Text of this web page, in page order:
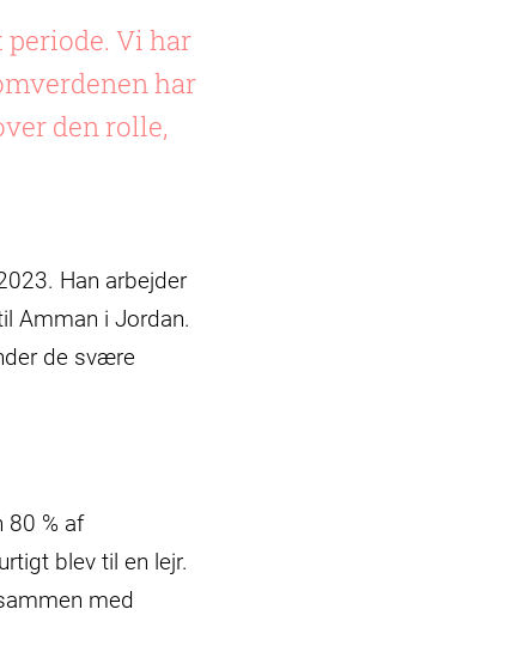
Vi har
har
den rolle,
Han arbejder
Amman i Jordan.
de svære
80 % af
blev til en lejr.
med